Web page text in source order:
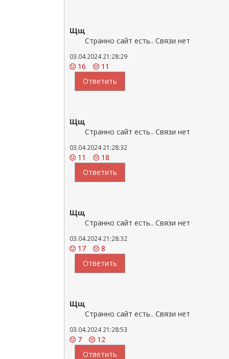
Щщ
Странно сайт есть.. Связи нет
03.04.2024 21:28:29
16
11
Ответить
Щщ
Странно сайт есть.. Связи нет
03.04.2024 21:28:32
11
18
Ответить
Щщ
Странно сайт есть.. Связи нет
03.04.2024 21:28:32
17
8
Ответить
Щщ
Странно сайт есть.. Связи нет
03.04.2024 21:28:53
7
12
Ответить